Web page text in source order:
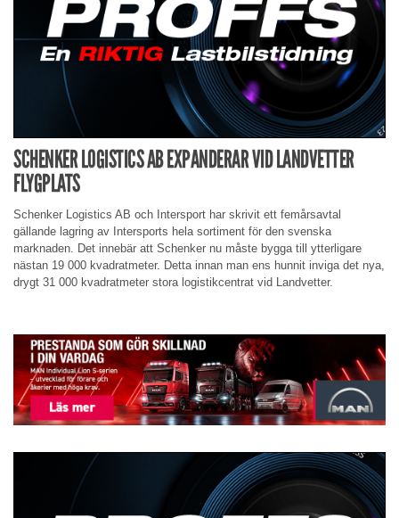
SCHENKER LOGISTICS AB EXPANDERAR VID LANDVETTER
FLYGPLATS
Schenker Logistics AB och Intersport har skrivit ett femårsavtal
gällande lagring av Intersports hela sortiment för den svenska
marknaden. Det innebär att Schenker nu måste bygga till ytterligare
nästan 19 000 kvadratmeter. Detta innan man ens hunnit inviga det nya,
drygt 31 000 kvadratmeter stora logistikcentrat vid Landvetter.